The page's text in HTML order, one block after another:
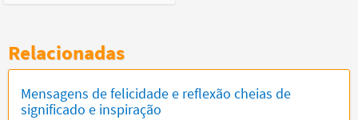
Relacionadas
Mensagens de felicidade e reflexão cheias de
significado e inspiração